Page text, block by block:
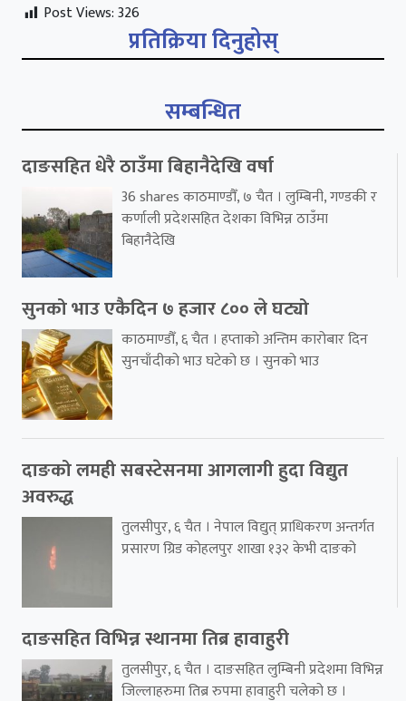
Post Views:326
प्रतिक्रिया दिनुहोस्
सम्बन्धित
दाङसहित धेरै ठाउँमा बिहानैदेखि वर्षा
36 shares काठमाण्डौँ, ७ चैत । लुम्बिनी, गण्डकी र
कर्णाली प्रदेशसहित देशका विभिन्न ठाउँमा
बिहानैदेखि
सुनको भाउ एकैदिन ७ हजार ८०० ले घट्यो
काठमाण्डौँ, ६ चैत । हप्ताको अन्तिम कारोबार दिन
सुनचाँदीको भाउ घटेको छ । सुनको भाउ
दाङको लमही सबस्टेसनमा आगलागी हुदा विद्युत
अवरुद्ध
तुलसीपुर, ६ चैत । नेपाल विद्युत् प्राधिकरण अन्तर्गत
प्रसारण ग्रिड कोहलपुर शाखा १३२ केभी दाङको
दाङसहित विभिन्न स्थानमा तिब्र हावाहुरी
तुलसीपुर, ६ चैत । दाङसहित लुम्बिनी प्रदेशमा विभिन्न
जिल्लाहरुमा तिब्र रुपमा हावाहुरी चलेको छ ।